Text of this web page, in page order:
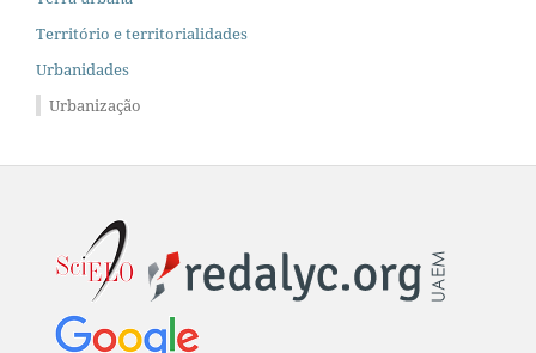
Território e territorialidades
Urbanidades
Urbanização